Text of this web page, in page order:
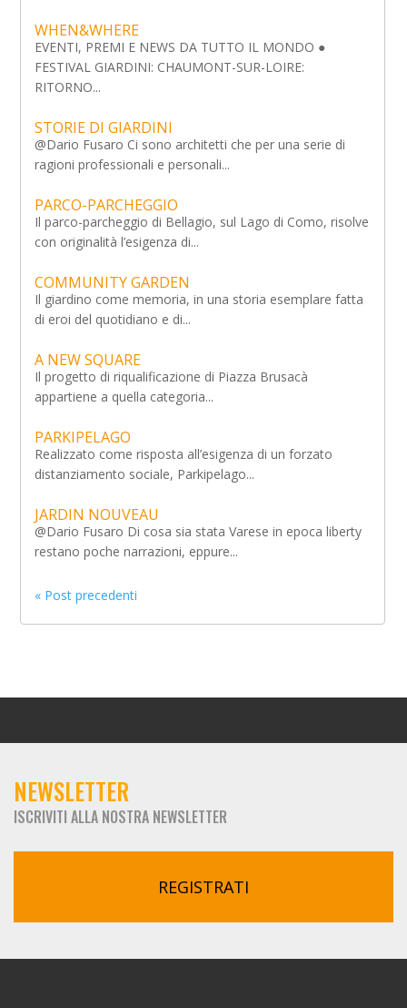
WHEN&WHERE
EVENTI, PREMI E NEWS DA TUTTO IL MONDO ●
FESTIVAL GIARDINI: CHAUMONT-SUR-LOIRE:
RITORNO...
STORIE DI GIARDINI
@Dario Fusaro Ci sono architetti che per una serie di
ragioni professionali e personali...
PARCO-PARCHEGGIO
Il parco-parcheggio di Bellagio, sul Lago di Como, risolve
con originalità l’esigenza di...
COMMUNITY GARDEN
Il giardino come memoria, in una storia esemplare fatta
di eroi del quotidiano e di...
A NEW SQUARE
Il progetto di riqualificazione di Piazza Brusacà
appartiene a quella categoria...
PARKIPELAGO
Realizzato come risposta all’esigenza di un forzato
distanziamento sociale, Parkipelago...
JARDIN NOUVEAU
@Dario Fusaro Di cosa sia stata Varese in epoca liberty
restano poche narrazioni, eppure...
« Post precedenti
NEWSLETTER
ISCRIVITI ALLA NOSTRA NEWSLETTER
REGISTRATI